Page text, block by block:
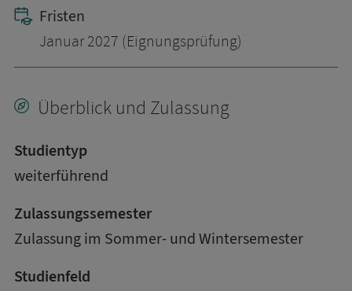
Fristen
Januar 2027 (Eignungsprüfung)
Überblick und Zulassung
Studientyp
weiterführend
Zulassungssemester
Zulassung im Sommer- und Wintersemester
Studienfeld